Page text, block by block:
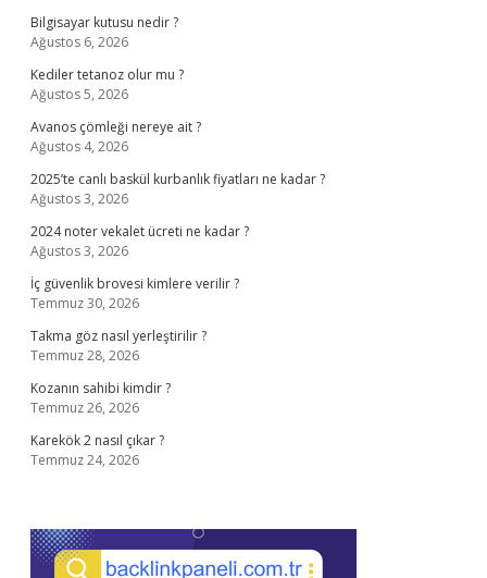
Bilgisayar kutusu nedir ?
Ağustos 6, 2026
Kediler tetanoz olur mu ?
Ağustos 5, 2026
Avanos çömleği nereye ait ?
Ağustos 4, 2026
2025’te canlı baskül kurbanlık fiyatları ne kadar ?
Ağustos 3, 2026
2024 noter vekalet ücreti ne kadar ?
Ağustos 3, 2026
İç güvenlik brovesi kimlere verilir ?
Temmuz 30, 2026
Takma göz nasıl yerleştirilir ?
Temmuz 28, 2026
Kozanın sahibi kimdir ?
Temmuz 26, 2026
Karekök 2 nasıl çıkar ?
Temmuz 24, 2026